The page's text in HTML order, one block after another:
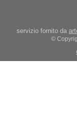
servizio fornito da
©